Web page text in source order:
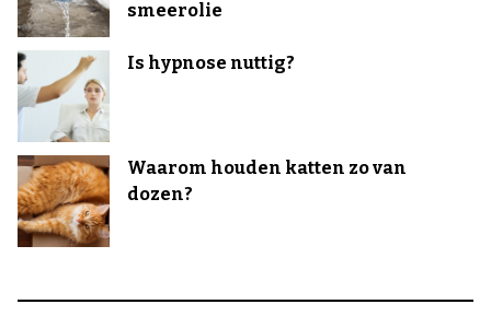
smeerolie
Is hypnose nuttig?
Waarom houden katten zo van
dozen?